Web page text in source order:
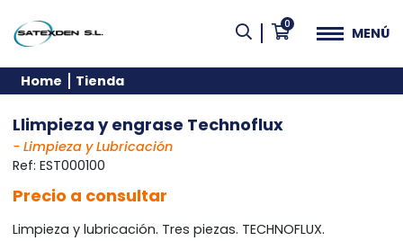
0
MENÚ
Home Tienda
Llimpieza y engrase Technoflux
- Limpieza y Lubricación
Ref: EST000100
Precio a consultar
Limpieza y lubricación. Tres piezas. TECHNOFLUX.